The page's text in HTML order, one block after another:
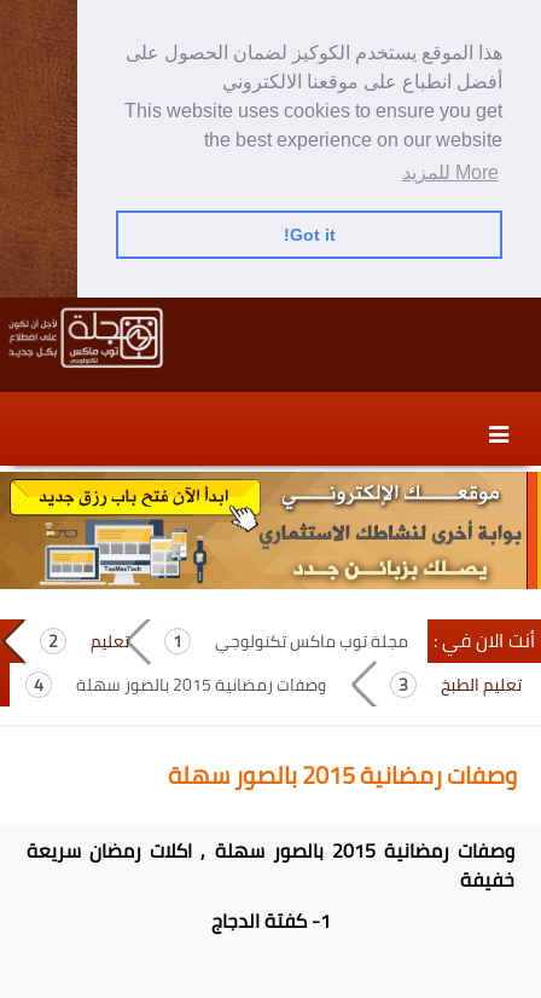
هذا الموقع يستخدم الكوكيز لضمان الحصول على
أفضل انطباع على موقعنا الالكتروني
This website uses cookies to ensure you get
the best experience on our website
More للمزيد
Got it!
content
secondary
content
أنت الان في : مجلة توب ماكس تكنولوجي
تعليم
تعليم الطبخ
وصفات رمضانية 2015 بالصور سهلة
وصفات رمضانية 2015 بالصور سهلة
وصفات رمضانية 2015 بالصور سهلة , اكلات رمضان سريعة
خفيفة
1- كفتة الدجاج